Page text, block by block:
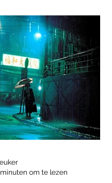
om te lezen